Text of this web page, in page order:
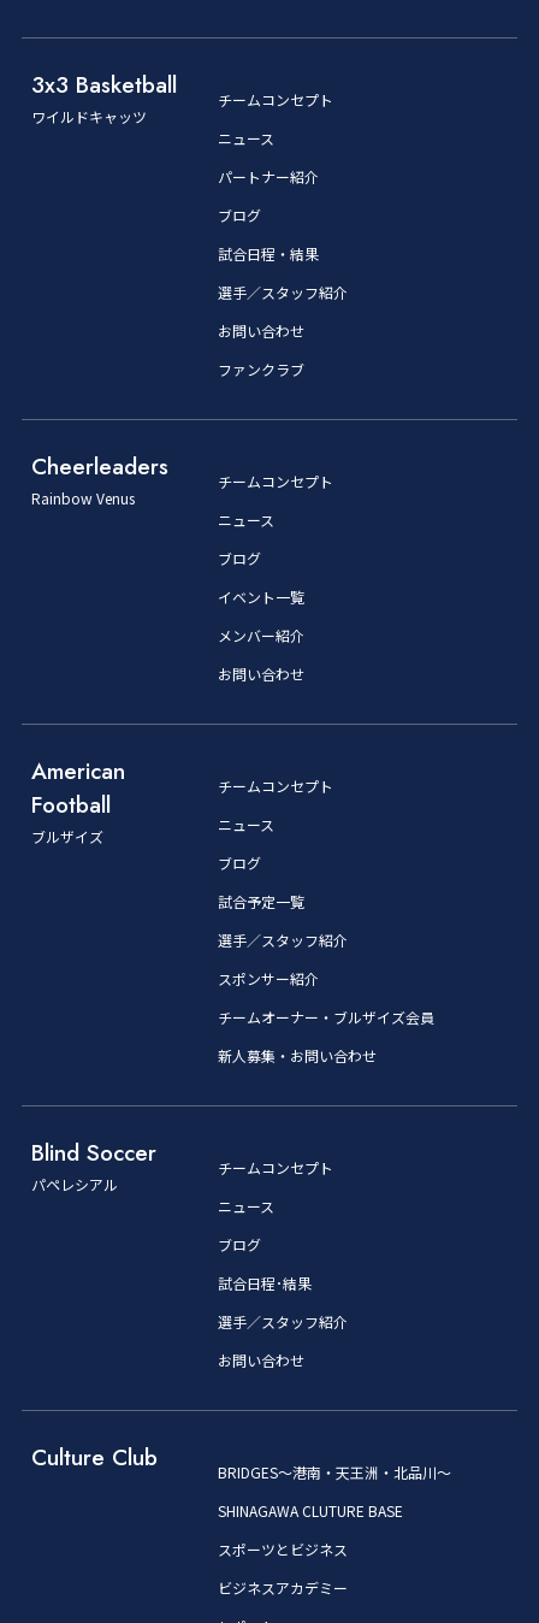
3x3 Basketball
ワイルドキャッツ
チームコンセプト
ニュース
パートナー紹介
ブログ
試合日程・結果
選手／スタッフ紹介
お問い合わせ
ファンクラブ
Cheerleaders
Rainbow Venus
チームコンセプト
ニュース
ブログ
イベント一覧
メンバー紹介
お問い合わせ
American
Football
ブルザイズ
チームコンセプト
ニュース
ブログ
試合予定一覧
選手／スタッフ紹介
スポンサー紹介
チームオーナー・ブルザイズ会員
新人募集・お問い合わせ
Blind Soccer
パペレシアル
チームコンセプト
ニュース
ブログ
試合日程･結果
選手／スタッフ紹介
お問い合わせ
Culture Club
BRIDGES～港南・天王洲・北品川～
SHINAGAWA CLUTURE BASE
スポーツとビジネス
ビジネスアカデミー